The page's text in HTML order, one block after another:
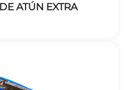
ATÚN EXTRA